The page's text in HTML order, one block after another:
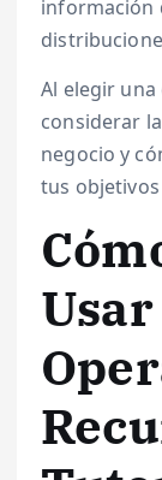
información
Al elegir
considerar
negocio y
tus